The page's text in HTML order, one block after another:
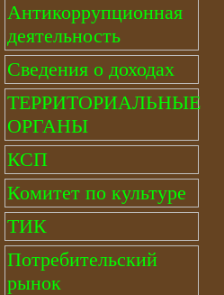
Антикоррупционная
деятельность
Сведения о доходах
ТЕРРИТОРИАЛЬНЫЕ
ОРГАНЫ
КСП
Комитет по культуре
ТИК
Потребительский
рынок